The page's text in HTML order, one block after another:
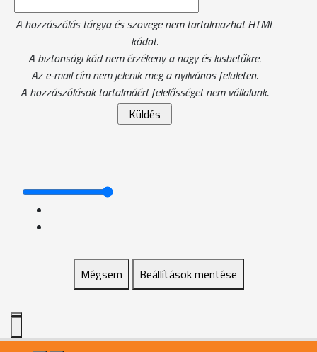
A hozzászólás tárgya és szövege nem tartalmazhat HTML
kódot.
A biztonsági kód nem érzékeny a nagy és kisbetűkre.
Az e-mail cím nem jelenik meg a nyilvános felületen.
A hozzászólások tartalmáért felelősséget nem vállalunk.
Mégsem Beállítások mentése